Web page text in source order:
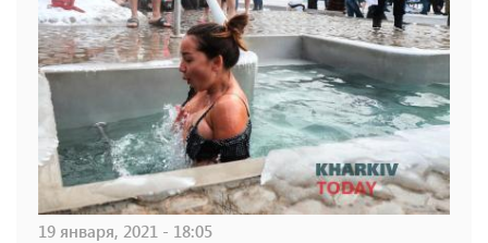
19 января, 2021 - 18:05